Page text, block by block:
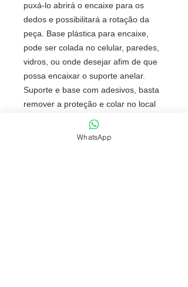
puxá-lo abrirá o encaixe para os
dedos e possibilitará a rotação da
peça. Base plástica para encaixe,
pode ser colada no celular, paredes,
vidros, ou onde desejar afim de que
possa encaixar o suporte anelar.
Suporte e base com adesivos, basta
remover a proteção e colar no local
Tamanho total aproximado (CxL):
WhatsApp